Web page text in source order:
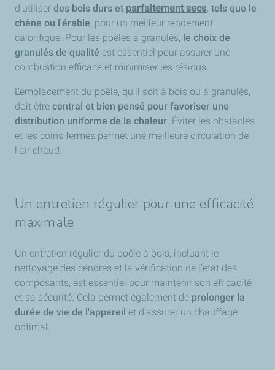
d'utiliser des bois durs et parfaitement secs, tels que le
chêne ou l'érable, pour un meilleur rendement
calorifique. Pour les poêles à granulés, le choix de
granulés de qualité est essentiel pour assurer une
combustion efficace et minimiser les résidus.
L'emplacement du poêle, qu'il soit à bois ou à granulés,
doit être central et bien pensé pour favoriser une
distribution uniforme de la chaleur . Éviter les obstacles
et les coins fermés permet une meilleure circulation de
l'air chaud.
Un entretien régulier pour une efficacité
maximale
Un entretien régulier du poêle à bois, incluant le
nettoyage des cendres et la vérification de l'état des
composants, est essentiel pour maintenir son efficacité
et sa sécurité. Cela permet également de prolonger la
durée de vie de l'appareil et d'assurer un chauffage
optimal.